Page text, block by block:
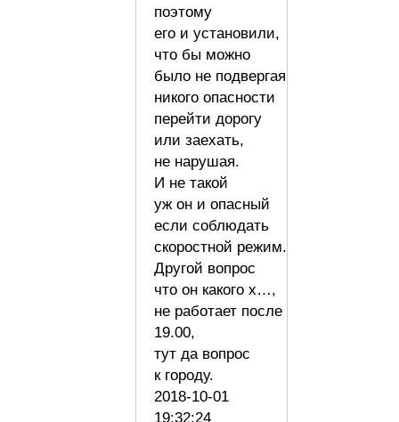
поэтому
его и установили,
что бы можно
было не подвергая
никого опасности
перейти дорогу
или заехать,
не нарушая.
И не такой
уж он и опасный
если соблюдать
скоростной режим.
Другой вопрос
что он какого х…,
не работает после
19.00,
тут да вопрос
к городу.
2018-10-01
19:32:24